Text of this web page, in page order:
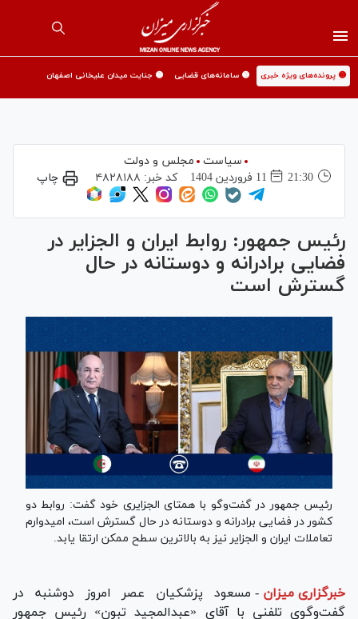
🟡 پرونده‌های ویژه خبری 🟡 سامانه‌های قضایی 🟡 جنایت میدان علیخانی اصفهان
سیاست
مجلس و دولت
21:30
11 فروردين 1404 کد خبر: ۴۸۲۸۱۸۸ چاپ
رئیس جمهور: روابط ایران و الجزایر در
فضایی برادرانه و دوستانه در حال
گسترش است
رئیس جمهور در گفت‌وگو با همتای الجزایری خود گفت: روابط دو
کشور در فضایی برادرانه و دوستانه در حال گسترش است، امیدوارم
تعاملات ایران و الجزایر نیز به بالاترین سطح ممکن ارتقا یابد.
خبرگزاری میزان - مسعود پزشکیان عصر امروز دوشنبه در
گفت‌وگوی تلفنی با آقای «عبدالمجید تبون» رئیس جمهور